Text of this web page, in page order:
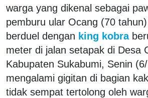
warga yang dikenal sebagai
pemburu ular Ocang (70
berduel dengan king kobra
meter di jalan setapak di Desa
Kabupaten Sukabumi, Senin
mengalami gigitan di bagian
tidak sempat tertolong oleh